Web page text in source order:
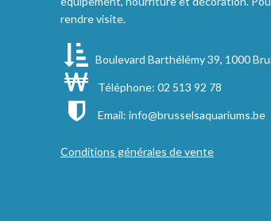
rendre visite.
Boulevard Barthélémy 39, 1000
Téléphone: 02 513 92 78
Email: info@brusselsaquariums.be
Conditions générales de vente